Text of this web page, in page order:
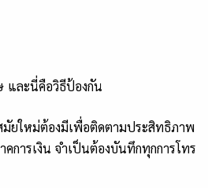
ยใหม่ต้องมีเพื่อติดตามประสิทธิภาพ
การเงิน จำเป็นต้องบันทึกทุกการโทร